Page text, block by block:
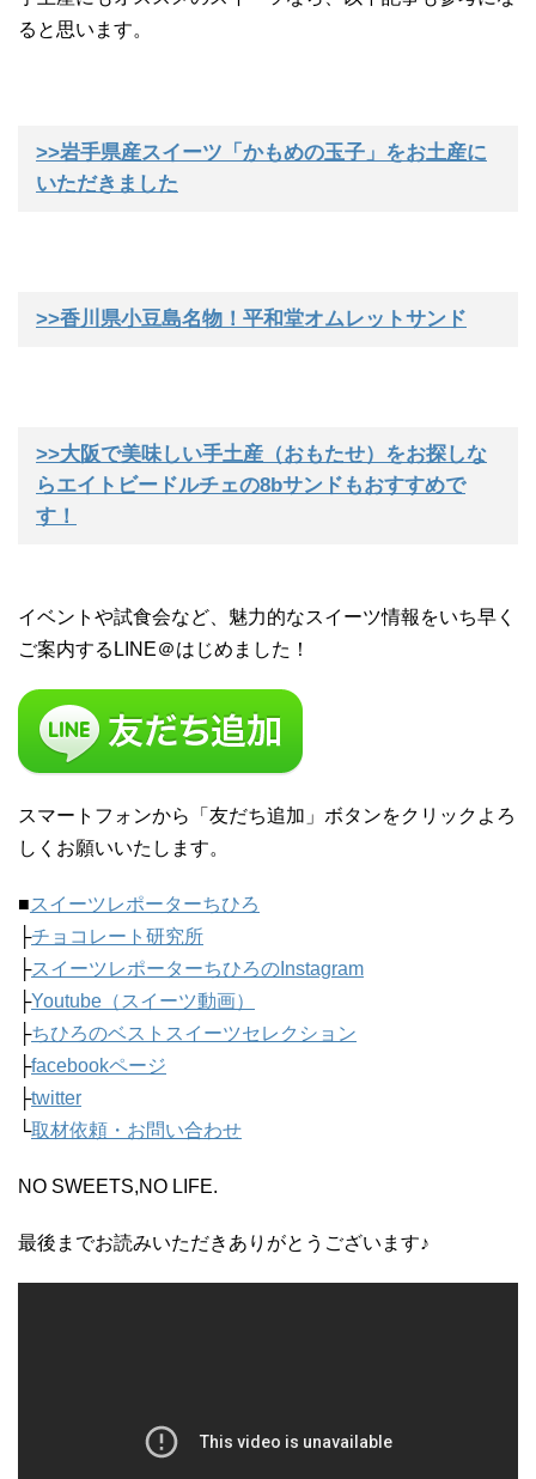
ると思います。
>>岩手県産スイーツ「かもめの玉子」をお土産に
いただきました
>>香川県小豆島名物！平和堂オムレットサンド
>>大阪で美味しい手土産（おもたせ）をお探しな
らエイトビードルチェの8bサンドもおすすめで
す！
イベントや試食会など、魅力的なスイーツ情報をいち早く
ご案内するLINE＠はじめました！
スマートフォンから「友だち追加」ボタンをクリックよろ
しくお願いいたします。
■スイーツレポーターちひろ
├チョコレート研究所
├スイーツレポーターちひろのInstagram
├Youtube（スイーツ動画）
├ちひろのベストスイーツセレクション
├facebookページ
├twitter
└取材依頼・お問い合わせ
NO SWEETS,NO LIFE.
最後までお読みいただきありがとうございます♪